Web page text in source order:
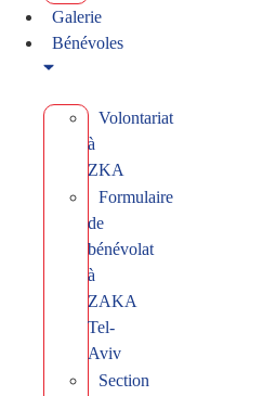
Galerie
Bénévoles
Volontariat
à
ZKA
Formulaire
de
bénévolat
à
ZAKA
Tel-
Aviv
Section